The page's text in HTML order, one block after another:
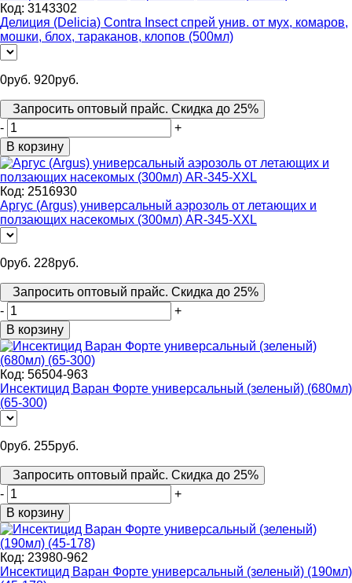
Код: 3143302
Делиция (Delicia) Contra Insect спрей унив. от мух, комаров,
мошки, блох, тараканов, клопов (500мл)
0руб. 920руб.
Запросить оптовый прайс. Скидка до 25%
-
+
В корзину
Код: 2516930
Аргус (Argus) универсальный аэрозоль от летающих и
ползающих насекомых (300мл) AR-345-XXL
0руб. 228руб.
Запросить оптовый прайс. Скидка до 25%
-
+
В корзину
Код: 56504-963
Инсектицид Варан Форте универсальный (зеленый) (680мл)
(65-300)
0руб. 255руб.
Запросить оптовый прайс. Скидка до 25%
-
+
В корзину
Код: 23980-962
Инсектицид Варан Форте универсальный (зеленый) (190мл)